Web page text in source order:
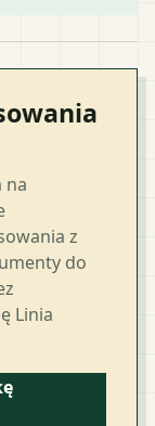
na
z
do
Linia